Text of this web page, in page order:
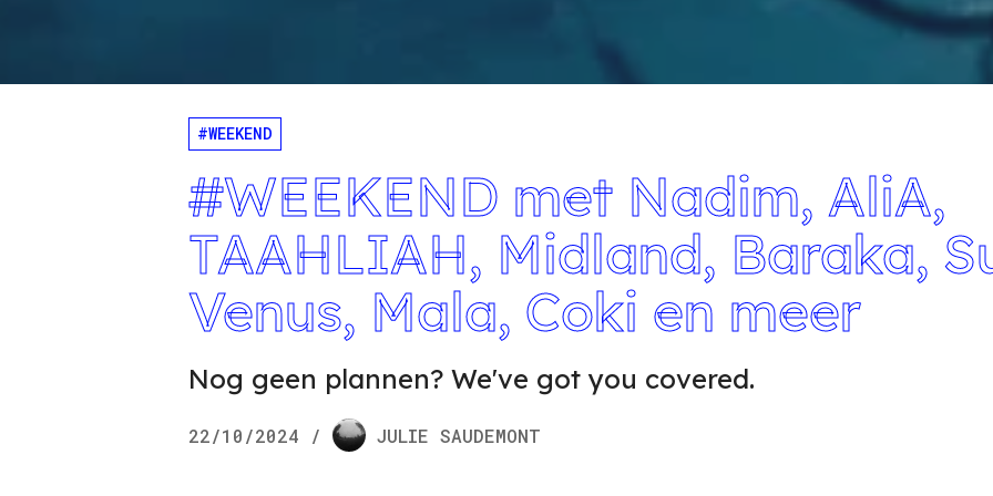
#WEEKEND
#WEEKEND met Nadim, AliA,
TAAHLIAH, Midland, Baraka,
Venus, Mala, Coki en meer
Nog geen plannen? We've got you covered.
22/10/2024 / JULIE SAUDEMONT